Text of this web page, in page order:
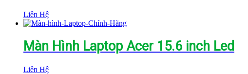
Liên Hệ
Màn Hình Laptop Acer 15.6 inch Led
Liên Hệ